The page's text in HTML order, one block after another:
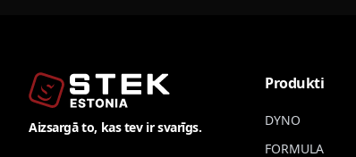
Aizsargā to, kas tev ir svarīgs.
Produkti
DYNO
FORMULA